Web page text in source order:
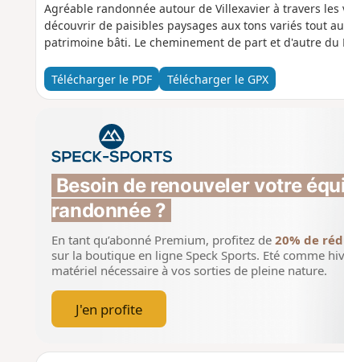
Agréable randonnée autour de Villexavier à travers les
découvrir de paisibles paysages aux tons variés tout
patrimoine bâti. Le cheminement de part et d'autre
Télécharger le PDF Télécharger le GPX
Besoin de renouveler votre
randonnée ?
En tant qu’abonné Premium, profitez de 20% de
sur la boutique en ligne Speck Sports. Eté comme
matériel nécessaire à vos sorties de pleine nature.
J'en profite